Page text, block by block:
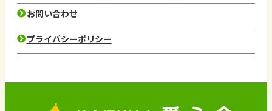
お問い合わせ
プライバシーポリシー